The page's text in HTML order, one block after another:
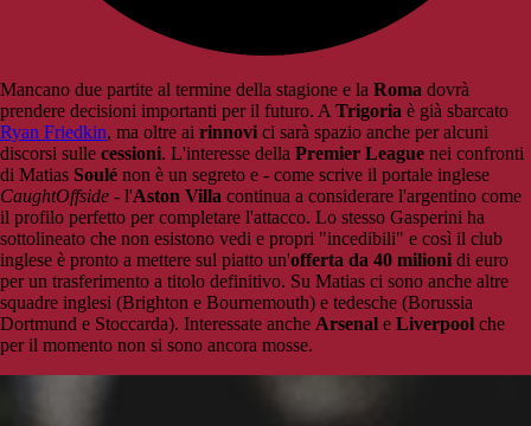
Mancano due partite al termine della stagione e la Roma dovrà
prendere decisioni importanti per il futuro. ATrigoria è già sbarcato
Ryan Friedkin, ma oltre ai rinnovi ci sarà spazio anche per alcuni
discorsi sulle cessioni. L'interesse della Premier League nei confronti
di Matias Soulé non è un segreto e - come scrive il portale inglese
CaughtOffside - l'Aston Villa continua a considerare l'argentino come
il profilo perfetto per completare l'attacco. Lo stesso Gasperini ha
sottolineato che non esistono vedi e propri "incedibili" e così il club
inglese è pronto a mettere sul piatto un'offerta da 40 milioni di euro
per un trasferimento a titolo definitivo. Su Matias ci sono anche altre
squadre inglesi (Brighton e Bournemouth) e tedesche (Borussia
Dortmund e Stoccarda). Interessate anche Arsenal e Liverpool che
per il momento non si sono ancora mosse.